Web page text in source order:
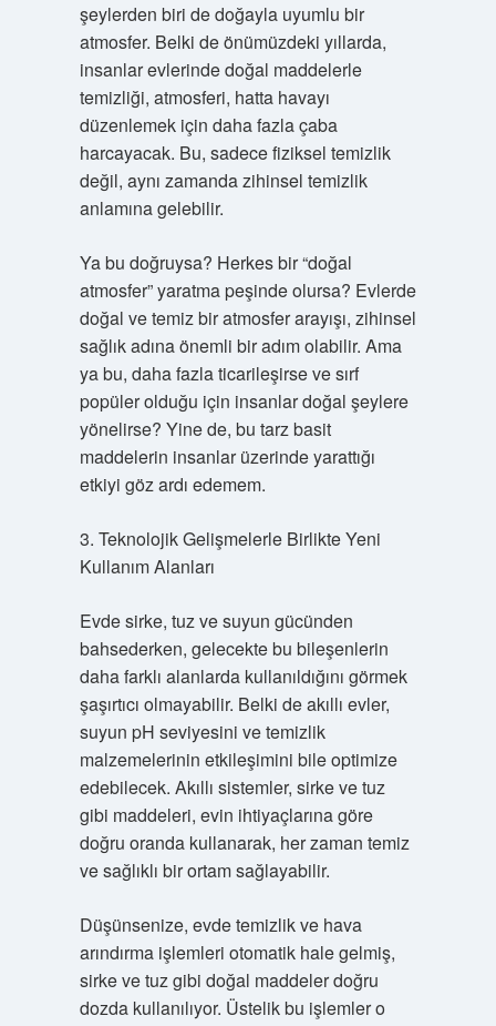
şeylerden biri de doğayla uyumlu bir
atmosfer. Belki de önümüzdeki yıllarda,
insanlar evlerinde doğal maddelerle
temizliği, atmosferi, hatta havayı
düzenlemek için daha fazla çaba
harcayacak. Bu, sadece fiziksel temizlik
değil, aynı zamanda zihinsel temizlik
anlamına gelebilir.
Ya bu doğruysa? Herkes bir “doğal
atmosfer” yaratma peşinde olursa? Evlerde
doğal ve temiz bir atmosfer arayışı, zihinsel
sağlık adına önemli bir adım olabilir. Ama
ya bu, daha fazla ticarileşirse ve sırf
popüler olduğu için insanlar doğal şeylere
yönelirse? Yine de, bu tarz basit
maddelerin insanlar üzerinde yarattığı
etkiyi göz ardı edemem.
3. Teknolojik Gelişmelerle Birlikte Yeni
Kullanım Alanları
Evde sirke, tuz ve suyun gücünden
bahsederken, gelecekte bu bileşenlerin
daha farklı alanlarda kullanıldığını görmek
şaşırtıcı olmayabilir. Belki de akıllı evler,
suyun pH seviyesini ve temizlik
malzemelerinin etkileşimini bile optimize
edebilecek. Akıllı sistemler, sirke ve tuz
gibi maddeleri, evin ihtiyaçlarına göre
doğru oranda kullanarak, her zaman temiz
ve sağlıklı bir ortam sağlayabilir.
Düşünsenize, evde temizlik ve hava
arındırma işlemleri otomatik hale gelmiş,
sirke ve tuz gibi doğal maddeler doğru
dozda kullanılıyor. Üstelik bu işlemler o